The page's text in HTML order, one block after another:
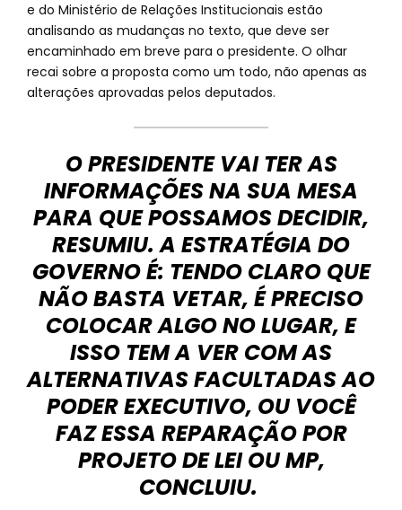
e do Ministério de Relações Institucionais estão
analisando as mudanças no texto, que deve ser
encaminhado em breve para o presidente. O olhar
recai sobre a proposta como um todo, não apenas as
alterações aprovadas pelos deputados.
O PRESIDENTE VAI TER AS
INFORMAÇÕES NA SUA MESA
PARA QUE POSSAMOS DECIDIR,
RESUMIU. A ESTRATÉGIA DO
GOVERNO É: TENDO CLARO QUE
NÃO BASTA VETAR, É PRECISO
COLOCAR ALGO NO LUGAR, E
ISSO TEM A VER COM AS
ALTERNATIVAS FACULTADAS AO
PODER EXECUTIVO, OU VOCÊ
FAZ ESSA REPARAÇÃO POR
PROJETO DE LEI OU MP,
CONCLUIU.